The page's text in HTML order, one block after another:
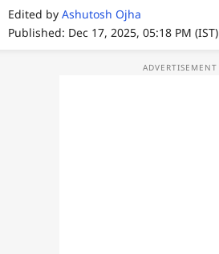
गेमिंग
Edited by Ashutosh Ojha
Published: Dec 17, 2025, 05:18 PM (IST)